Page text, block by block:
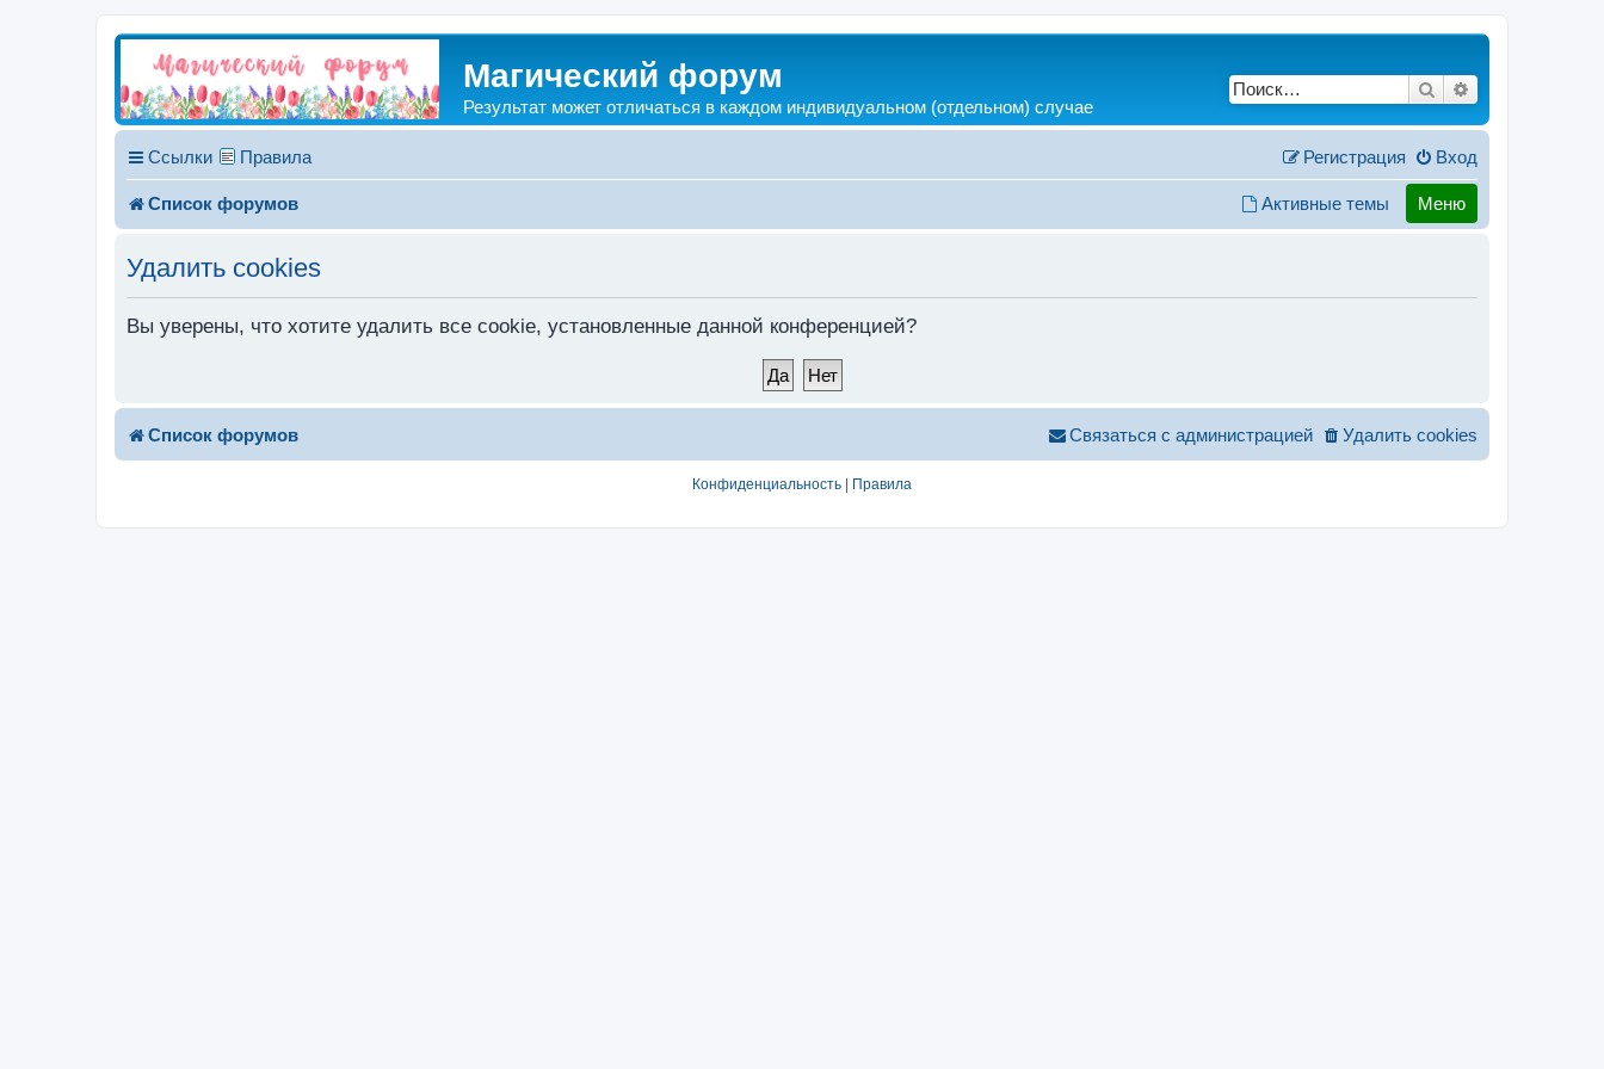
Магический форум
Результат может отличаться в каждом индивидуальном (отдельном) случае
Поиск
Ссылки Правила Вход
Регистрация
Список форумов Активные темы Меню
Удалить cookies
Вы уверены, что хотите удалить все cookie, установленные данной конференцией?
Список форумов Удалить cookies
Связаться с администрацией
Конфиденциальность Правила